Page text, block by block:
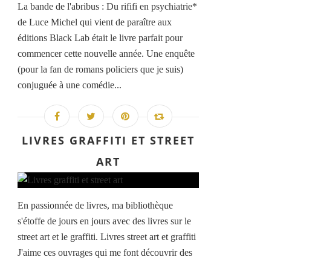
La bande de l'abribus : Du rififi en psychiatrie*
de Luce Michel qui vient de paraître aux
éditions Black Lab était le livre parfait pour
commencer cette nouvelle année. Une enquête
(pour la fan de romans policiers que je suis)
conjuguée à une comédie...
LIVRES GRAFFITI ET STREET
ART
En passionnée de livres, ma bibliothèque
s'étoffe de jours en jours avec des livres sur le
street art et le graffiti. Livres street art et graffiti
J'aime ces ouvrages qui me font découvrir des